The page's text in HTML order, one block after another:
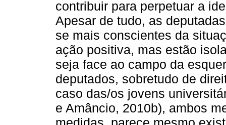
contribuir para perpetuar a
Apesar de tudo, as
se mais conscientes da
ação positiva, mas estão
seja face ao campo da
deputados, sobretudo de
caso das/os jovens
e Amâncio, 2010b), ambos